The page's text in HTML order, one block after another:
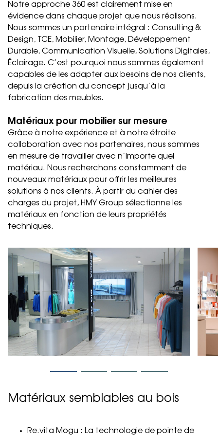
Notre approche 360 est clairement mise en
évidence dans chaque projet que nous réalisons.
Nous sommes un partenaire intégral : Consulting &
Design, TCE, Mobilier, Montage, Développement
Durable, Communication Visuelle, Solutions Digitales,
Éclairage. C’est pourquoi nous sommes également
capables de les adapter aux besoins de nos clients,
depuis la création du concept jusqu’à la
fabrication des meubles.
Matériaux pour mobilier sur mesure
Grâce à notre expérience et à notre étroite
collaboration avec nos partenaires, nous sommes
en mesure de travailler avec n’importe quel
matériau. Nous recherchons constamment de
nouveaux matériaux pour offrir les meilleures
solutions à nos clients. À partir du cahier des
charges du projet, HMY Group sélectionne les
matériaux en fonction de leurs propriétés
techniques.
Matériaux semblables au bois
Re.vita Mogu : La technologie de pointe de